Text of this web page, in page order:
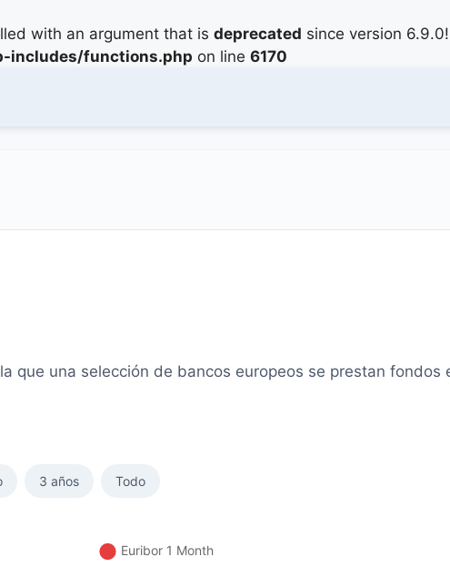
with an argument that is deprecated since version
includes/functions.php on line 6170
que una selección de bancos europeos se prestan fondos
3 años Todo